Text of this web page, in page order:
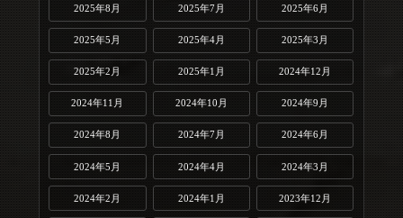
2025年8月 2025年7月 2025年6月
2025年5月 2025年4月 2025年3月
2025年2月 2025年1月 2024年12月
2024年11月 2024年10月 2024年9月
2024年8月 2024年7月 2024年6月
2024年5月 2024年4月 2024年3月
2024年2月 2024年1月 2023年12月